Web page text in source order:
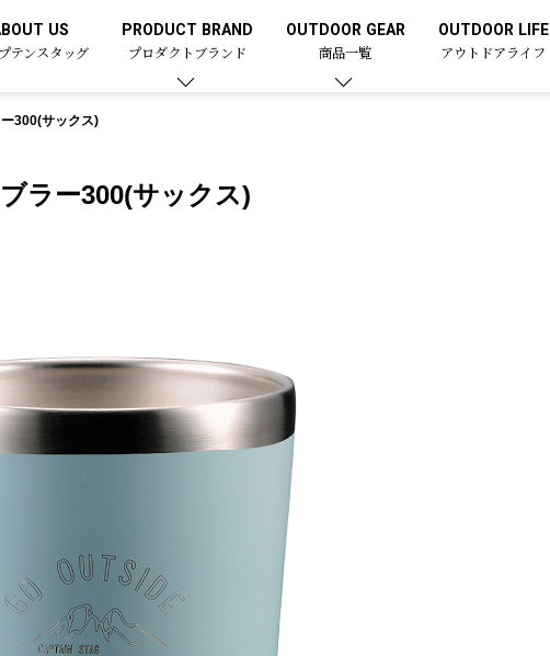
US
テンスタッグ
PRODUCT BRAND
プロダクトブランド
OUTDOOR GEAR
商品一覧
OUTDOOR LIFE
アウトドアライフ
300(サックス)
ラー300(サックス)